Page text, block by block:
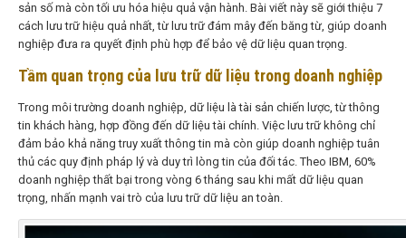
sản số mà còn tối ưu hóa hiệu quả vận hành. Bài viết này sẽ giới thiệu 7
cách lưu trữ hiệu quả nhất, từ lưu trữ đám mây đến băng từ, giúp doanh
nghiệp đưa ra quyết định phù hợp để bảo vệ dữ liệu quan trọng.
Tầm quan trọng của lưu trữ dữ liệu trong doanh nghiệp
Trong môi trường doanh nghiệp, dữ liệu là tài sản chiến lược, từ thông
tin khách hàng, hợp đồng đến dữ liệu tài chính. Việc lưu trữ không chỉ
đảm bảo khả năng truy xuất thông tin mà còn giúp doanh nghiệp tuân
thủ các quy định pháp lý và duy trì lòng tin của đối tác. Theo IBM, 60%
doanh nghiệp thất bại trong vòng 6 tháng sau khi mất dữ liệu quan
trọng, nhấn mạnh vai trò của lưu trữ dữ liệu an toàn.